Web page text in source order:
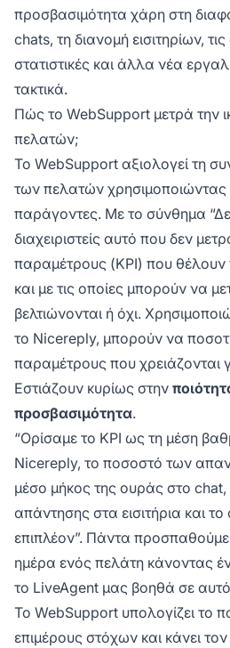
προσβασιμότητα χάρη στη
chats, τη διανομή εισιτηρίων,
στατιστικές και άλλα νέα
τακτικά.
Πώς το WebSupport μετρά την
πελατών;
Το WebSupport αξιολογεί τη
των πελατών
παράγοντες. Με το σύνθημα
διαχειριστείς αυτό που δεν
παραμέτρους (KPI) που
και με τις οποίες μπορούν να
βελτιώνονται ή όχι.
το Nicereply, μπορούν να
παραμέτρους που χρειάζονται
Εστιάζουν κυρίως στην
προσβασιμότητα.
“Ορίσαμε το KPI ως τη μέση
Nicereply, το ποσοστό των
μέσο μήκος της ουράς στο
απάντησης στα εισιτήρια και
επιπλέον”. Πάντα
ημέρα ενός πελάτη κάνοντας
το LiveAgent μας βοηθά σε
Το WebSupport υπολογίζει το
επιμέρους στόχων και κάνει